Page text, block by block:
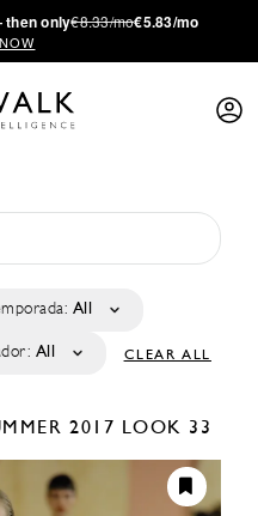
only€8.33/mo€5.83/mo
All
All CLEAR ALL
2017 LOOK 33